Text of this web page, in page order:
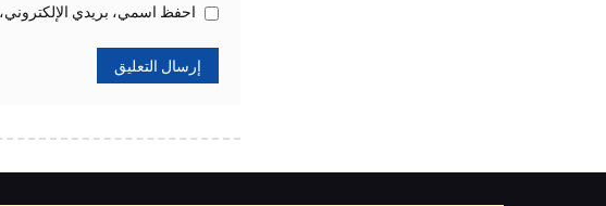
احفظ اسمي، بريدي الإلكتروني،